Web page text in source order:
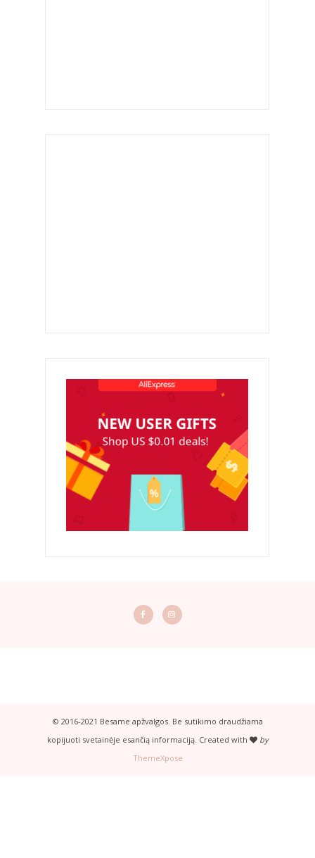
© 2016-2021 Besame apžvalgos. Be sutikimo draudžiama
kopijuoti svetainėje esančią informaciją. Created with
by
ThemeXpose